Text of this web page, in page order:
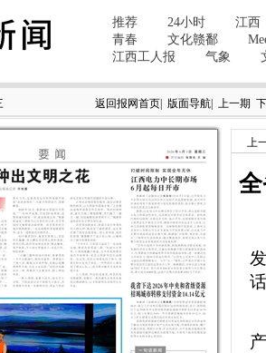
返回报网首页| 版面导航| 上一期
上